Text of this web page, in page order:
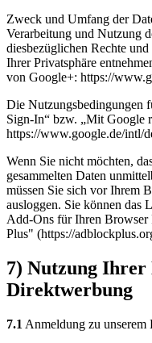
Zweck und Umfang der
Verarbeitung und Nutzung
diesbezüglichen Rechte
Ihrer Privatsphäre
von Google+: https://
Die Nutzungsbedingungen
Sign-In“ bzw. „Mit Google
https://www.google.de/intl/
Wenn Sie nicht möchten,
gesammelten Daten
müssen Sie sich vor Ihrem
ausloggen. Sie können das
Add-Ons für Ihren
Plus" (https://
7) Nutzung Ihrer
Direktwerbung
7.1 Anmeldung zu